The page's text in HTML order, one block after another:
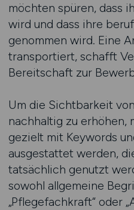
möchten spüren, dass
wird und dass ihre
genommen wird. Eine
transportiert, schafft
Bereitschaft zur
Um die Sichtbarkeit
nachhaltig zu erhöhen,
gezielt mit Keywords
ausgestattet werden,
tatsächlich genutzt
sowohl allgemeine
„Pflegefachkraft“ oder